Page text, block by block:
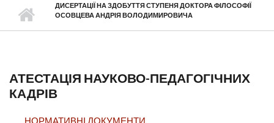
ДИСЕРТАЦІЇ НА ЗДОБУТТЯ СТУПЕНЯ ДОКТОРА ФІЛОСОФІЇ
ОСОВЦЕВА АНДРІЯ ВОЛОДИМИРОВИЧА
АТЕСТАЦІЯ НАУКОВО-ПЕДАГОГІЧНИХ
КАДРІВ
НОРМАТИВНІ ДОКУМЕНТИ